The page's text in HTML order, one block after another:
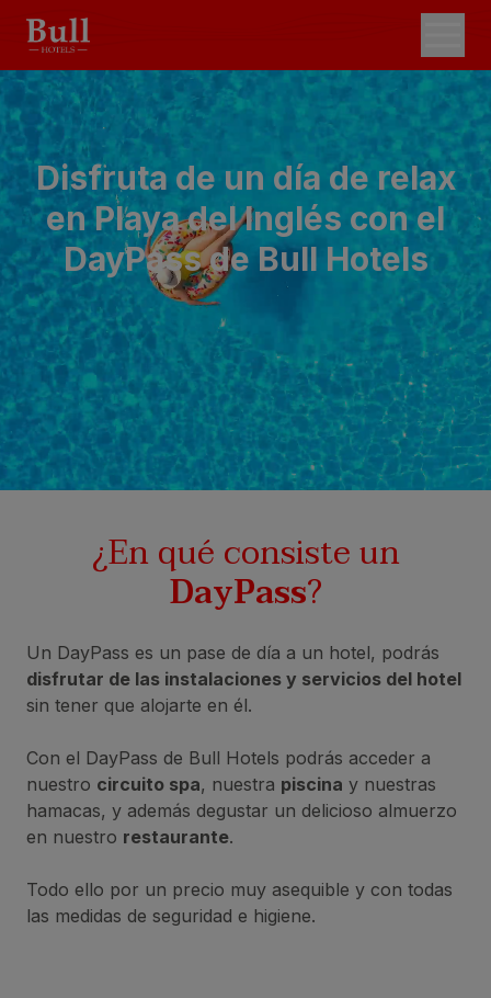
Disfruta de un día de relax
en Playa del Inglés con el
DayPass de Bull Hotels
¿En qué consiste un
DayPass?
Un DayPass es un pase de día a un hotel, podrás
disfrutar de las instalaciones y servicios del hotel
sin tener que alojarte en él.
Con el DayPass de Bull Hotels podrás acceder a
nuestro circuito spa, nuestra piscina y nuestras
hamacas, y además degustar un delicioso almuerzo
en nuestro restaurante.
Todo ello por un precio muy asequible y con todas
las medidas de seguridad e higiene.